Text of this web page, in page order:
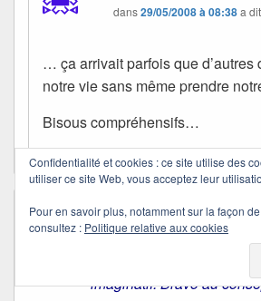
dans29/05/2008 à 08:38a
… ça arrivait parfois que d’autres
notre vie sans même prendre
Bisous compréhensifs…
Dominiquedans23/06/2008 à
Très beau le Chevalier à
dessin est très original et
imaginatif. Bravo au
Confidentialité et cookies : ce site utilise des
utiliser ce site Web, vous acceptez leur
Pour en savoir plus, notamment sur la façon
consultez : Politique relative aux cookies